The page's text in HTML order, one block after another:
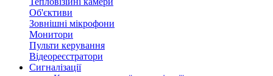
Об'єктиви
Зовнішні мікрофони
Монитори
Пульти керування
Відеореєстратори
Сигналізації